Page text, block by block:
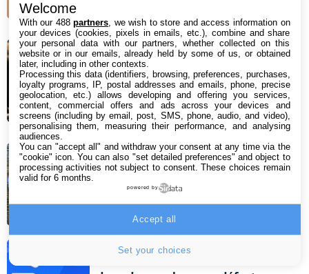
Bon plan : ce vidéoprojecteur
Hisense triple laser 4K s’affiche avec
une rédaction de 390 € sur Amazon
!
7 août 2026 18:00
Android 18 : quels Samsung Galaxy
ne recevront pas la mise à jour ?
7 août 2026 16:57
Google Messages s’attaque enfin à
Welcome
With our 488partners , we wish to store and access information on
your devices (cookies, pixels in emails, etc.), combine and share
your personal data with our partners, whether collected on this
website or in our emails, already held by some of us, or obtained
later, including in other contexts.
Processing this data (identifiers, browsing, preferences, purchases,
loyalty programs, IP, postal addresses and emails, phone, precise
geolocation, etc.) allows developing and offering you services,
content, commercial offers and ads across your devices and
screens (including by email, post, SMS, phone, audio, and video),
personalising them, measuring their performance, and analysing
audiences.
You can "accept all" and withdraw your consent at any time via the
"cookie" icon. You can also "set detailed preferences" and object to
processing activities not subject to consent. These choices remain
valid for 6 months.
powered by
Set your choices
Accept all